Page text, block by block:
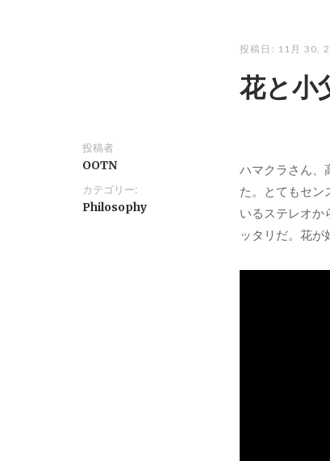
投稿日: 11月 30,
花と小
投稿者
OOTN
カテゴリー:
Philosophy
ハマクラさん、
た。とてもセン
いるステレオか
ッタリだ。花が